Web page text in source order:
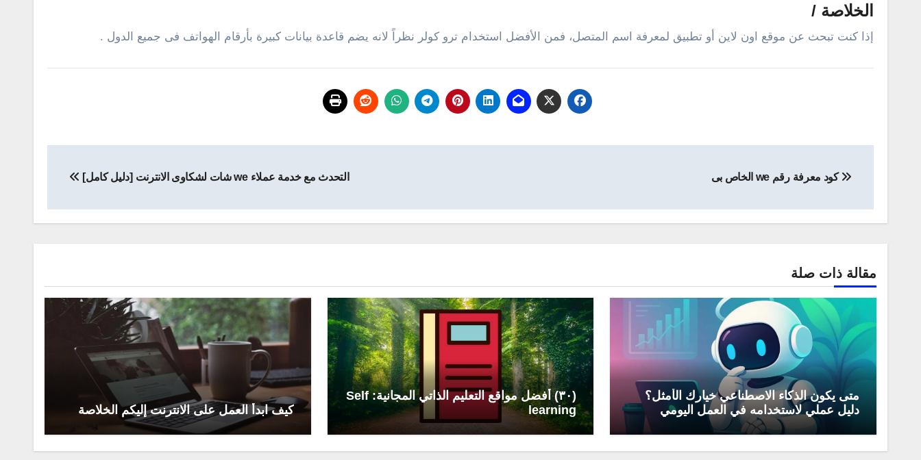
الخلاصة /
إذا كنت تبحث عن موقع اون لاين أو تطبيق لمعرفة اسم المتصل، فمن الأفضل استخدام ترو كولر نظراً لانه يضم قاعدة بيانات كبيرة بأرقام الهواتف فى جميع الدول .
المقالات
كود معرفة رقم we الخاص بى التحدث مع خدمة عملاء we شات لشكاوى الانترنت [دليل كامل]
مقالة ذات صلة
متى يكون الذكاء الاصطناعي خيارك الأمثل؟
دليل عملي لاستخدامه في العمل اليومي
(٣٠) أفضل مواقع التعليم الذاتي المجانية: Self
learning
كيف ابدأ العمل على الانترنت إليكم الخلاصة